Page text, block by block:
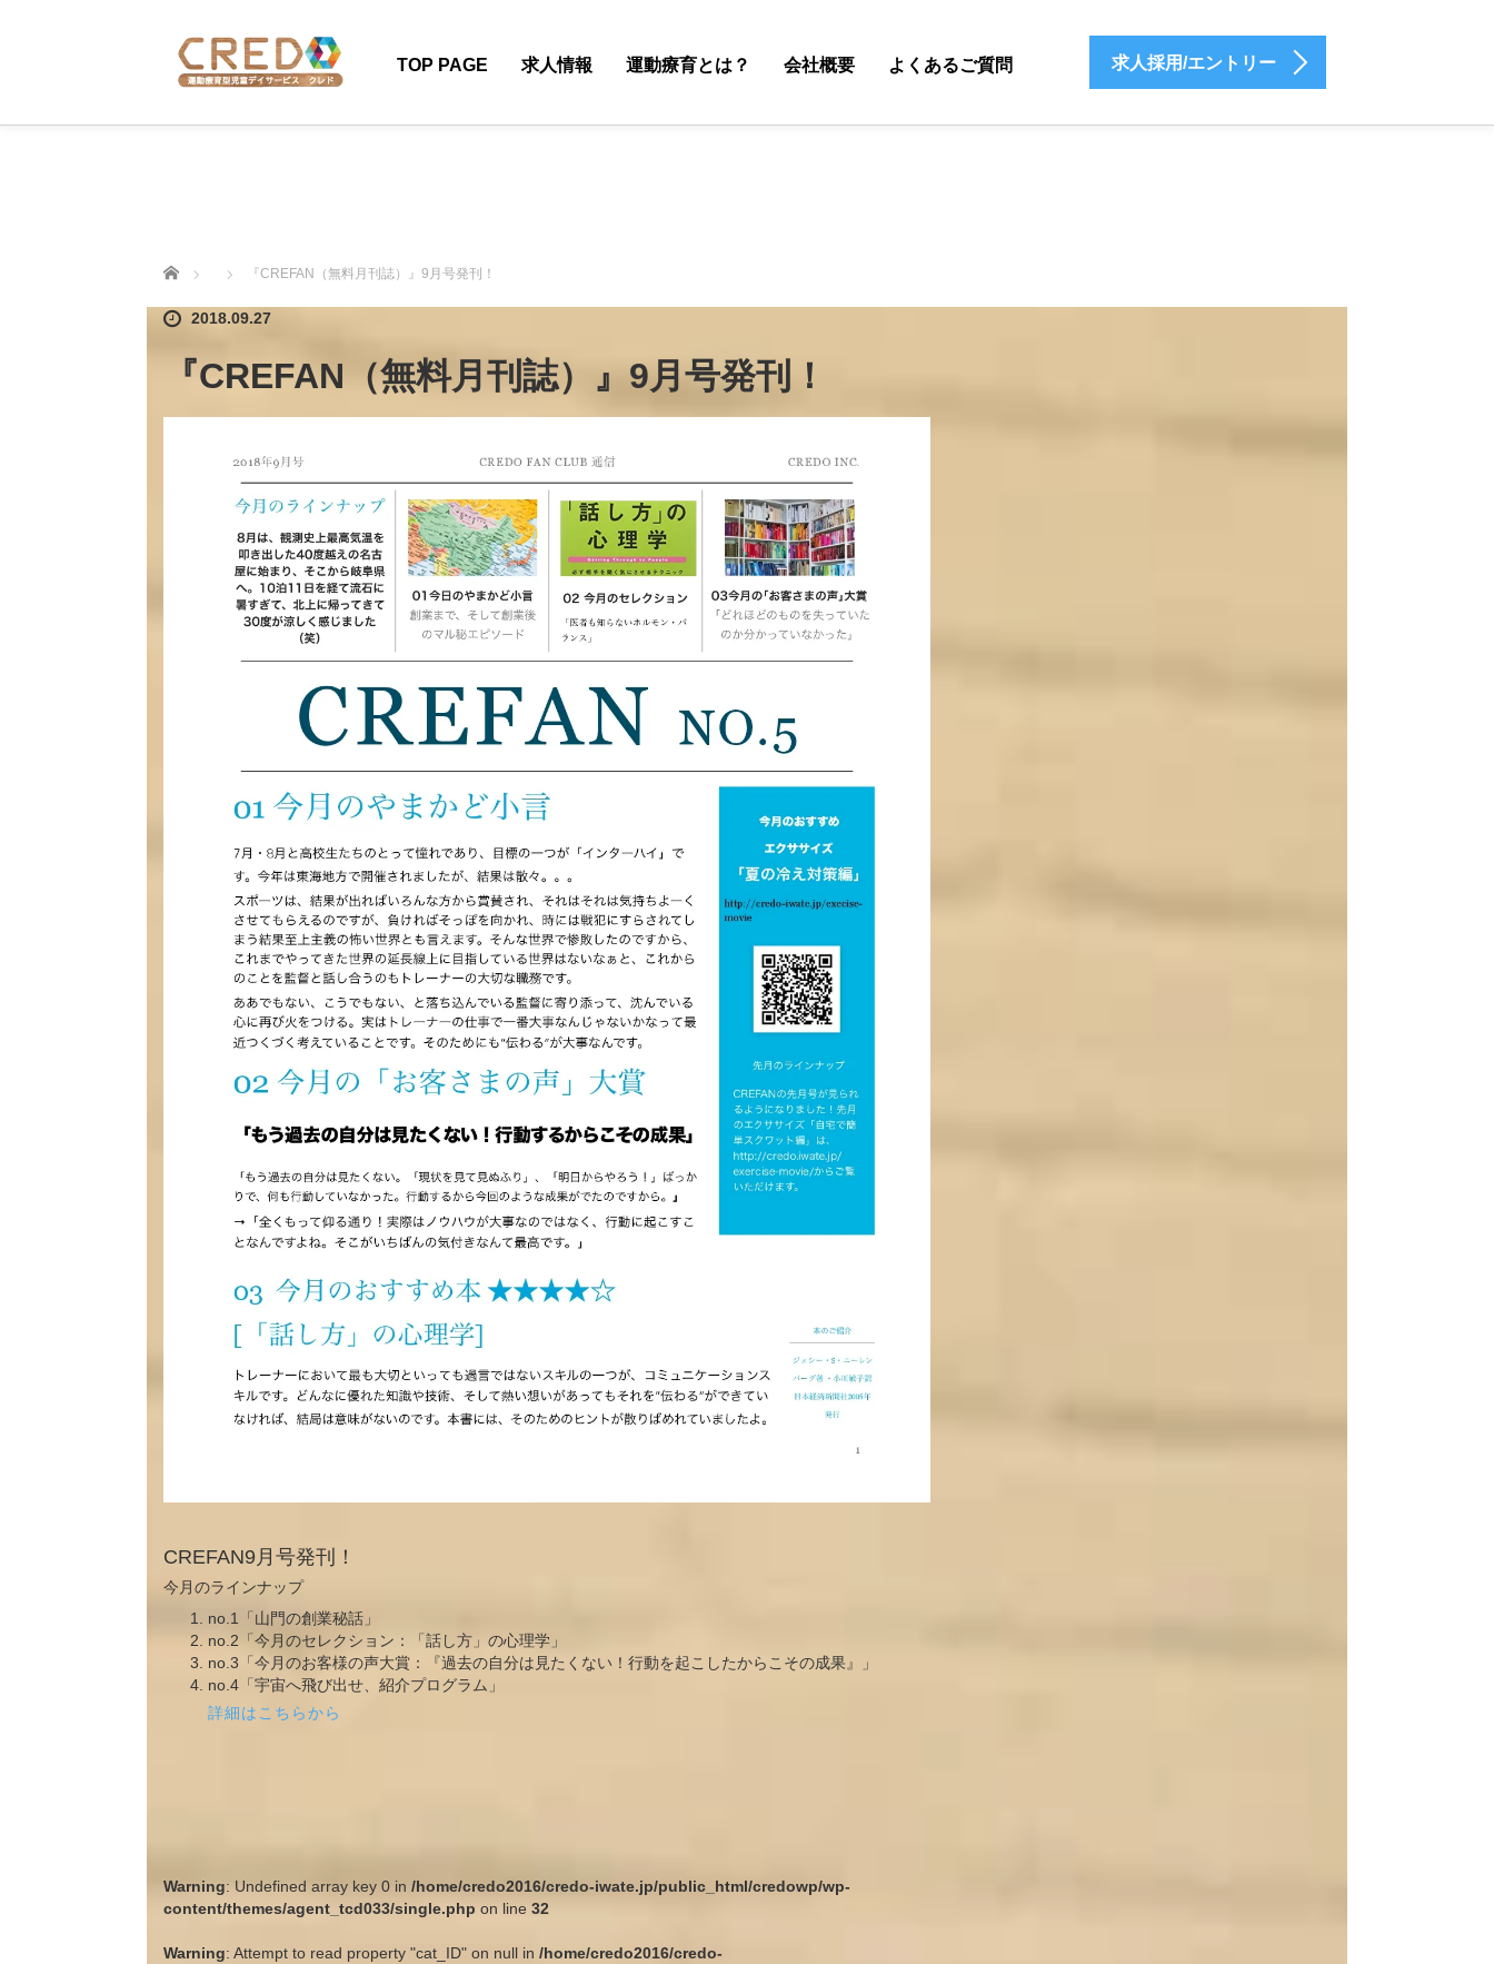
TOP PAGE 求人情報 運動療育とは？ 会社概要 よくあるご質問 求人採用/エントリー
ホーム 『CREFAN（無料月刊誌）』9月号発刊！
2018.09.27
『CREFAN（無料月刊誌）』9月号発刊！
CREFAN9月号発刊！
今月のラインナップ
no.1「山門の創業秘話」
no.2「今月のセレクション：「話し方」の心理学」
no.3「今月のお客様の声大賞：『過去の自分は見たくない！行動を起こしたからこその成果』」
no.4「宇宙へ飛び出せ、紹介プログラム」
詳細はこちらから
Warning: Undefined array key 0 in /home/credo2016/credo-iwate.jp/public_html/credowp/wp-
content/themes/agent_tcd033/single.php on line 32
Warning: Attempt to read property "cat_ID" on null in /home/credo2016/credo-